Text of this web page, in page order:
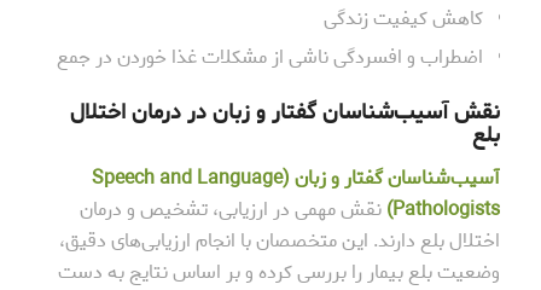
کاهش کیفیت زندگی
اضطراب و افسردگی ناشی از مشکلات غذا خوردن در جمع
نقش آسیب‌شناسان گفتار و زبان در درمان اختلال
بلع
آسیب‌شناسان گفتار و زبان (Speech and Language
Pathologists) نقش مهمی در ارزیابی، تشخیص و درمان
اختلال بلع دارند. این متخصصان با انجام ارزیابی‌های دقیق،
وضعیت بلع بیمار را بررسی کرده و بر اساس نتایج به دست